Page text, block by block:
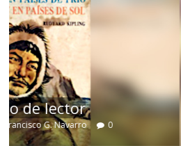
Un vergel en las
nostalgia
12 octubre, 2024 Francisco G.